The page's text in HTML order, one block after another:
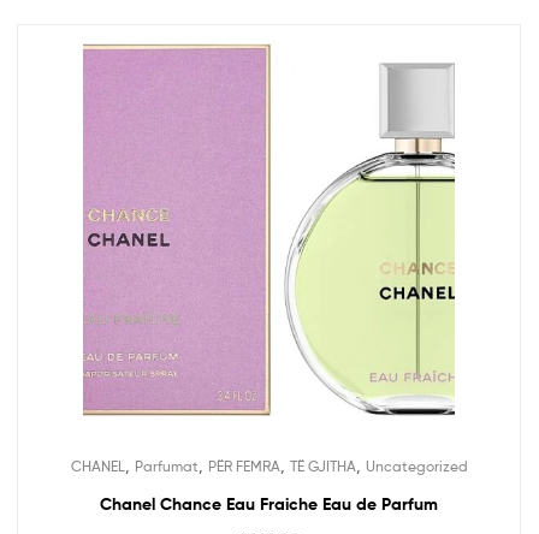
CHANEL Parfumat PËR FEMRA TË GJITHA Uncategorized
Chanel Chance Eau Fraiche Eau de Parfum